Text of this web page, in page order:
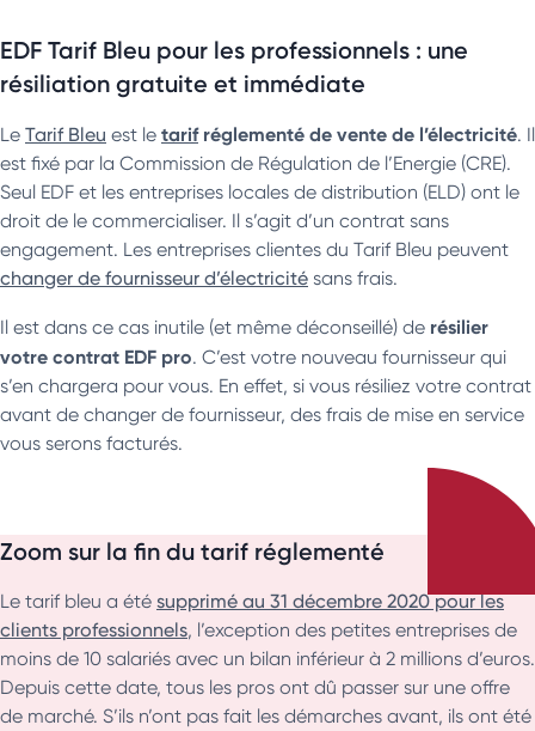
EDF Tarif Bleu pour les professionnels : une
résiliation gratuite et immédiate
Le Tarif Bleu est le tarifréglementé de vente de l’électricité. Il
est fixé par la Commission de Régulation de l’Energie (CRE).
Seul EDF et les entreprises locales de distribution (ELD) ont le
droit de le commercialiser. Il s’agit d’un contrat sans
engagement. Les entreprises clientes du Tarif Bleu peuvent
changer de fournisseur d’électricité sans frais.
Il est dans ce cas inutile (et même déconseillé) de résilier
votre contrat EDF pro. C’est votre nouveau fournisseur qui
s’en chargera pour vous. En effet, si vous résiliez votre contrat
avant de changer de fournisseur, des frais de mise en service
vous serons facturés.
Zoom sur la fin du tarif réglementé
Le tarif bleu a été supprimé au 31 décembre 2020 pour les
clients professionnels, l’exception des petites entreprises de
moins de 10 salariés avec un bilan inférieur à 2 millions d’euros.
Depuis cette date, tous les pros ont dû passer sur une offre
de marché. S’ils n’ont pas fait les démarches avant, ils ont été